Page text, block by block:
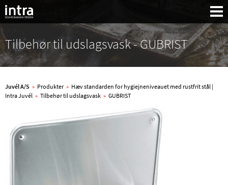
Tilbehør til udslagsvask - GUBRIST
Juvél A/S » Produkter » Hæv standarden for hygiejneniveauet med rustfrit stål |
Intra Juvél » Tilbehør til udslagsvask » GUBRIST